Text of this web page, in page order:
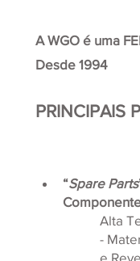
A WGO é uma
Desde 1994
PRINCIPAIS
“Spare Parts
Alta
-
e